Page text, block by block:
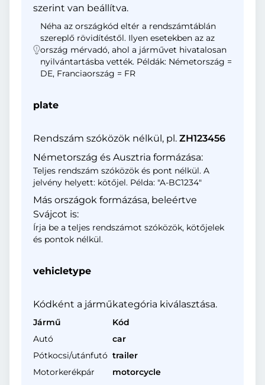
szerint van beállítva.
Néha az országkód eltér a rendszámtáblán
szereplő rövidítéstől. Ilyen esetekben az az
ország mérvadó, ahol a járművet hivatalosan
nyilvántartásba vették. Példák: Németország =
DE, Franciaország = FR
plate
Rendszám szóközök nélkül, pl. ZH123456
Németország és Ausztria formázása:
Teljes rendszám szóközök és pont nélkül. A
jelvény helyett: kötőjel. Példa: "A-BC1234"
Más országok formázása, beleértve
Svájcot is:
Írja be a teljes rendszámot szóközök, kötőjelek
és pontok nélkül.
vehicletype
Kódként a járműkategória kiválasztása.
Jármű
Kód
Autó
car
Pótkocsi/utánfutó trailer
Motorkerékpár
motorcycle